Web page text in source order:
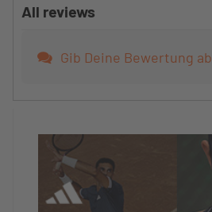
All reviews
Gib Deine Bewertung ab